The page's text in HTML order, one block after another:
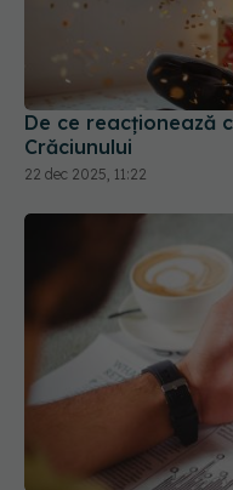
De ce reacționează
Crăciunului
22 dec 2025, 11:22